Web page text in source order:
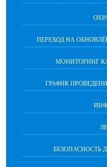
ПЕРЕХОД НА
МОНИТОРИНГ
ГРАФИК
БЕЗОПАСНОСТЬ